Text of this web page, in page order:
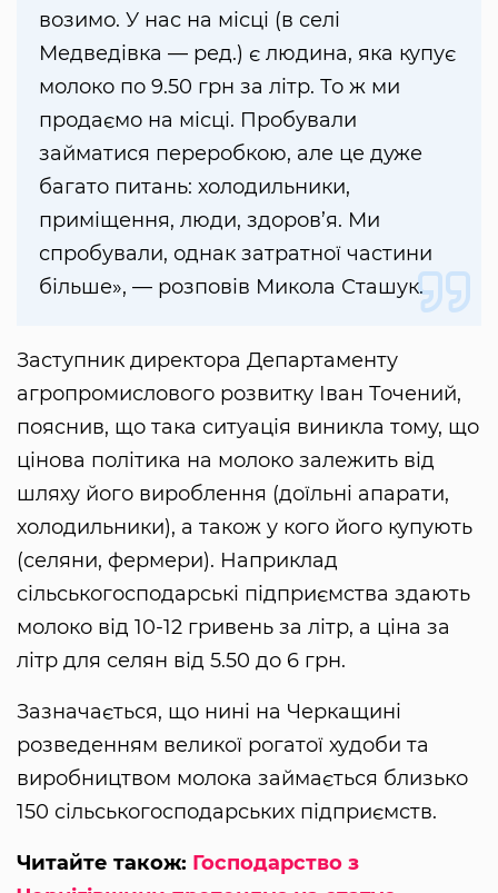
возимо. У нас на місці (в селі
Медведівка — ред.) є людина, яка купує
молоко по 9.50 грн за літр. То ж ми
продаємо на місці. Пробували
займатися переробкою, але це дуже
багато питань: холодильники,
приміщення, люди, здоров’я. Ми
спробували, однак затратної частини
більше», — розповів Микола Сташук.
Заступник директора Департаменту
агропромислового розвитку Іван Точений,
пояснив, що така ситуація виникла тому, що
цінова політика на молоко залежить від
шляху його вироблення (доїльні апарати,
холодильники), а також у кого його купують
(селяни, фермери). Наприклад
сільськогосподарські підприємства здають
молоко від 10-12 гривень за літр, а ціна за
літр для селян від 5.50 до 6 грн.
Зазначається, що нині на Черкащині
розведенням великої рогатої худоби та
виробництвом молока займається близько
150 сільськогосподарських підприємств.
Читайте також: Господарство з